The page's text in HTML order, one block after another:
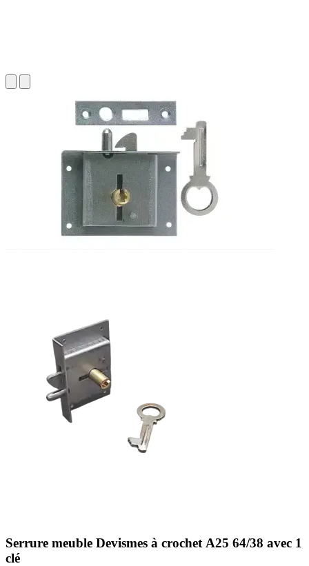
Serrure meuble Devismes à crochet A25 64/38 avec 1
clé